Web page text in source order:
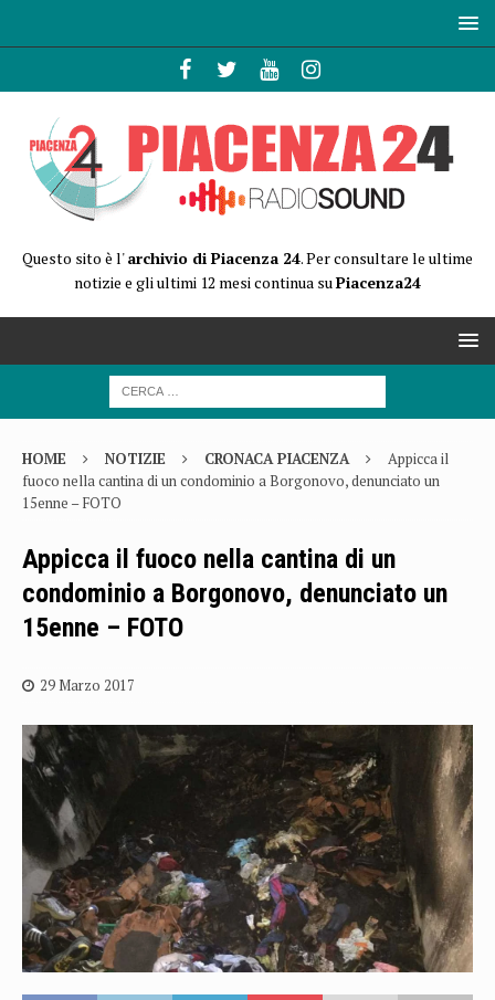
Questo sito è l'archivio di Piacenza 24. Per consultare le ultime
notizie e gli ultimi 12 mesi continua suPiacenza24
HOME NOTIZIE CRONACA PIACENZA
Appicca il
fuoco nella cantina di un condominio a Borgonovo, denunciato un
15enne – FOTO
Appicca il fuoco nella cantina di un
condominio a Borgonovo, denunciato un
15enne – FOTO
29 Marzo 2017